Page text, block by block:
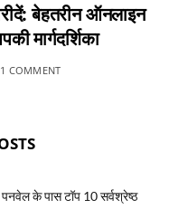
बेहतरीन ऑनलाइन
मार्गदर्शिका
1 COMMENT
के पास टॉप 10 सर्वश्रेष्ठ